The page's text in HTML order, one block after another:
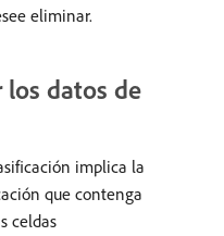
eliminar.
los datos de
implica la
que contenga
celdas